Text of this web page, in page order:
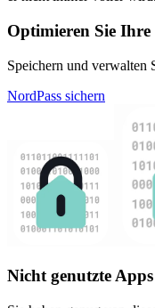
Optimieren Sie
Speichern und verwalten
NordPass sichern
Nicht genutzte